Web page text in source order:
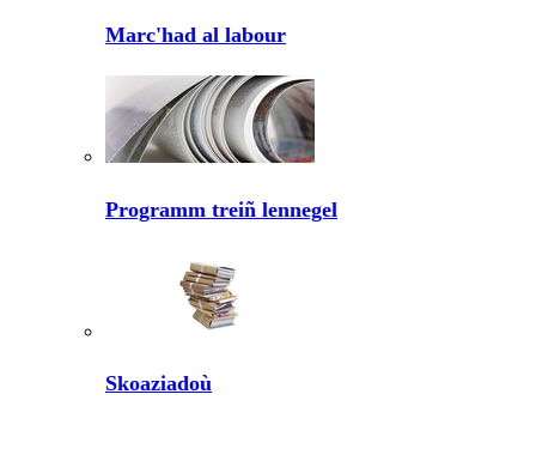
Marc'had al labour
Programm treiñ lennegel
Skoaziadoù